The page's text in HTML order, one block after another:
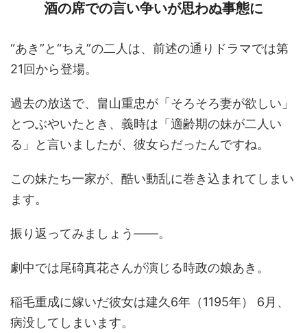
酒の席での言い争いが思わぬ事態に
“あき”と“ちえ”の二人は、前述の通りドラマでは第
21回から登場。
過去の放送で、畠山重忠が「そろそろ妻が欲しい」
とつぶやいたとき、義時は「適齢期の妹が二人い
る」と言いましたが、彼女らだったんですね。
この妹たち一家が、酷い動乱に巻き込まれてしまい
ます。
振り返ってみましょう――。
劇中では尾碕真花さんが演じる時政の娘あき。
稲毛重成に嫁いだ彼女は建久6年（1195年） 6月、
病没してしまいます。